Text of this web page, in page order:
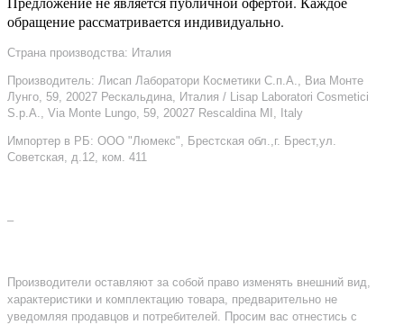
обращение рассматривается индивидуально.
Страна производства: Италия
Производитель: Лисап Лаборатори Косметики С.п.А., Виа Монте
Лунго, 59, 20027 Рескальдина, Италия / Lisap Laboratori Cosmetici
S.p.A., Via Monte Lungo, 59, 20027 Rescaldina MI, Italy
Импортер в РБ: ООО "Люмекс", Брестская обл.,г. Брест,ул.
Советская, д.12, ком. 411
–
Производители оставляют за собой право изменять внешний вид,
характеристики и комплектацию товара, предварительно не
уведомляя продавцов и потребителей. Просим вас отнестись с